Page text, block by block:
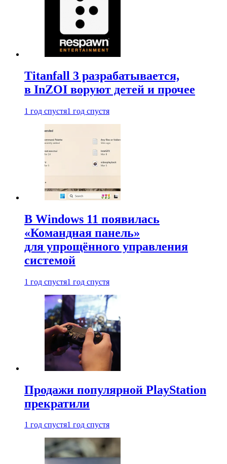
Titanfall 3 разрабатывается,
в InZOI воруют детей и прочее
1 год спустя1 год спустя
В Windows 11 появилась
«Командная панель»
для упрощённого управления
системой
1 год спустя1 год спустя
Продажи популярной PlayStation
прекратили
1 год спустя1 год спустя